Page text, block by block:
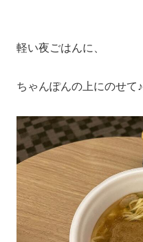
軽い夜ごはんに、
ちゃんぽんの上にのせて♪